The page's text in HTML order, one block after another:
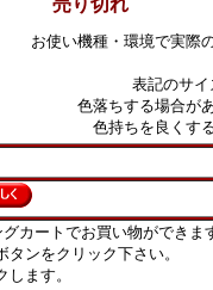
売り切れ
お使い機種・環境で実際
表記のサイ
色落ちする場合が
色持ちを良くす
カートでお買い物ができま
ンをクリック下さい。
ます。